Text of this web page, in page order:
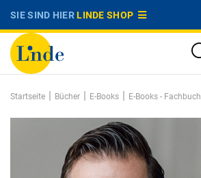
SIE SIND HIERLINDE SHOP
Startseite | Bücher | E-Books | E-Books - Fachbuch